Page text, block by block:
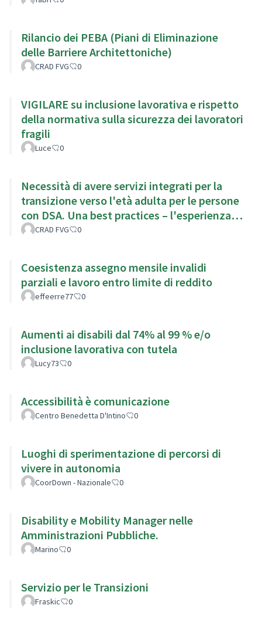
Rilancio dei PEBA (Piani di Eliminazione
delle Barriere Architettoniche)
CRAD FVG 0
VIGILARE su inclusione lavorativa e rispetto
della normativa sulla sicurezza dei lavoratori
fragili
Luce 0
Necessità di avere servizi integrati per la
transizione verso l'età adulta per le persone
con DSA. Una best practices – l'esperienza
della Fondazione
CRAD FVG 0
Coesistenza assegno mensile invalidi
parziali e lavoro entro limite di reddito
effeerre77 0
Aumenti ai disabili dal 74% al 99 % e/o
inclusione lavorativa con tutela
Lucy73 0
Accessibilità è comunicazione
Centro Benedetta D'Intino 0
Luoghi di sperimentazione di percorsi di
vivere in autonomia
CoorDown - Nazionale 0
Disability e Mobility Manager nelle
Amministrazioni Pubbliche.
Marino 0
Servizio per le Transizioni
Fraskic 0